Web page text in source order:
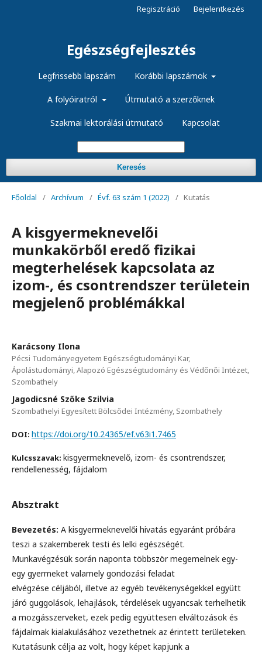
Egészségfejlesztés
Legfrissebb lapszám Korábbi lapszámok
A folyóiratról Útmutató a szerzőknek
Szakmai lektorálási útmutató Kapcsolat
Keresés
Regisztráció Bejelentkezés
Főoldal / Archívum / Évf. 63 szám 1 (2022) / Kutatás
A kisgyermeknevelői
munkakörből eredő fizikai
megterhelések kapcsolata az
izom-, és csontrendszer területein
megjelenő problémákkal
Karácsony Ilona
Pécsi Tudományegyetem Egészségtudományi Kar,
Ápolástudományi, Alapozó Egészségtudomány és Védőnői Intézet,
Szombathely
Jagodicsné Szőke Szilvia
Szombathelyi Egyesített Bölcsődei Intézmény, Szombathely
DOI: https://doi.org/10.24365/ef.v63i1.7465
Kulcsszavak: kisgyermeknevelő, izom- és csontrendszer,
rendellenesség, fájdalom
Absztrakt
Bevezetés: A kisgyermeknevelői hivatás egyaránt próbára
teszi a szakemberek testi és lelki egészségét.
Munkavégzésük során naponta többször megemelnek egy-
egy gyermeket valamely gondozási feladat
elvégzése céljából, illetve az egyéb tevékenységekkel együtt
járó guggolások, lehajlások, térdelések ugyancsak terhelhetik
a mozgásszerveket, ezek pedig együttesen elváltozások és
fájdalmak kialakulásához vezethetnek az érintett területeken.
Kutatásunk célja az volt, hogy képet kapjunk a